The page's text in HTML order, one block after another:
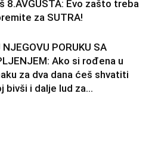
8.AVGUSTA: Evo zašto treba
za SUTRA!
NJEGOVU PORUKU SA
Ako si rođena u
za dva dana ćeš shvatiti
bivši i dalje lud za...